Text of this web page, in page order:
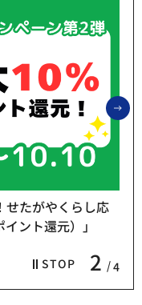
STOP 2 4
せたがやくらし応
ント還元）」